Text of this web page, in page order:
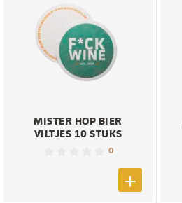
MISTER HOP BIER
VILTJES 10 STUKS
0